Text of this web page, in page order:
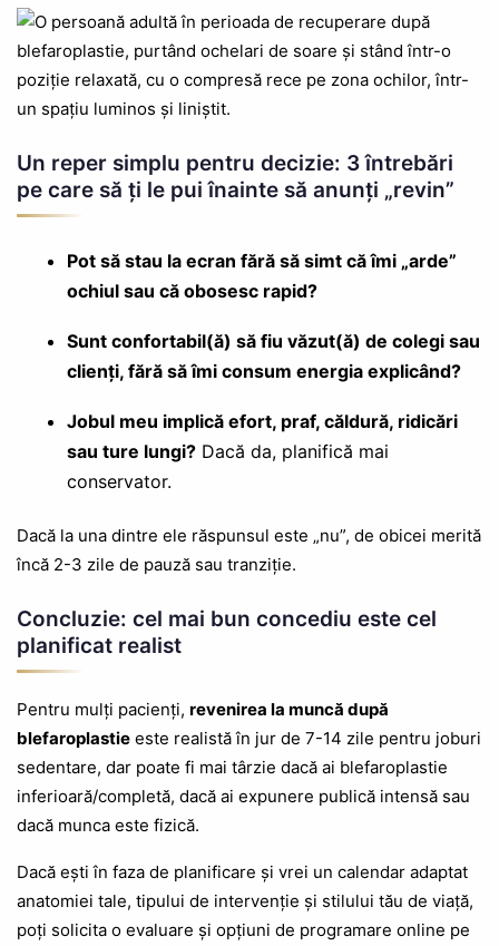
Un reper simplu pentru decizie: 3 întrebări
pe care să ți le pui înainte să anunți „revin”
Pot să stau la ecran fără să simt că îmi „arde”
ochiul sau că obosesc rapid?
Sunt confortabil(ă) să fiu văzut(ă) de colegi sau
clienți, fără să îmi consum energia explicând?
Jobul meu implică efort, praf, căldură, ridicări
sau ture lungi?Dacă da, planifică mai
conservator.
Dacă la una dintre ele răspunsul este „nu”, de obicei merită
încă 2-3 zile de pauză sau tranziție.
Concluzie: cel mai bun concediu este cel
planificat realist
Pentru mulți pacienți, revenirea la muncă după
blefaroplastie este realistă în jur de 7-14 zile pentru joburi
sedentare, dar poate fi mai târzie dacă ai blefaroplastie
inferioară/completă, dacă ai expunere publică intensă sau
dacă munca este fizică.
Dacă ești în faza de planificare și vrei un calendar adaptat
anatomiei tale, tipului de intervenție și stilului tău de viață,
poți solicita o evaluare și opțiuni de programare online pe